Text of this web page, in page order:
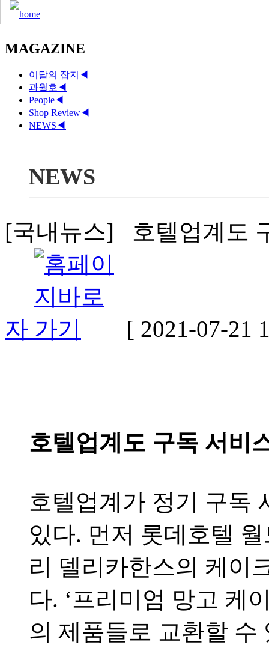
MAGAZINE
이달의 잡지 ◀
과월호 ◀
People◀
Shop Review◀
NEWS ◀
NEWS
[국내뉴스] 호텔업계도
자 [ 2021-07-21
호텔업계도 구독 서비
호텔업계가 정기 구독
있다. 먼저 롯데호텔
리 델리카한스의 케이
다. ‘프리미엄 망고 케
의 제품들로 교환할 수